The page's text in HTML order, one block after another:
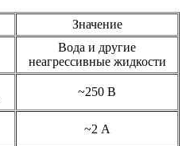
Значение
Вода и другие
неагрессивные жидкости
~250 В
~2 А